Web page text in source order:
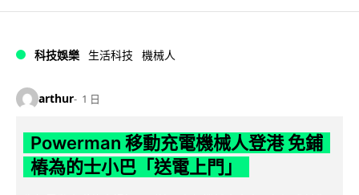
科技娛樂 生活科技 機械人
arthur 1 日
Powerman 移動充電機械人登港 免鋪
樁為的士小巴「送電上門」